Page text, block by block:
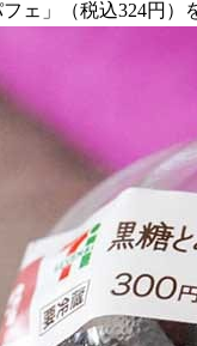
ェ」（税込324円）